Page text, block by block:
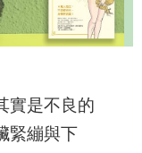
實是不良的
緊繃與下